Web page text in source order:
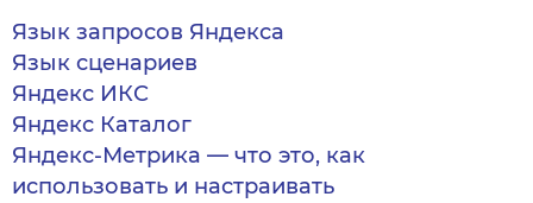
Язык запросов Яндекса
Язык сценариев
Яндекс ИКС
Яндекс Каталог
Яндекс-Метрика — что это, как
использовать и настраивать